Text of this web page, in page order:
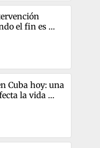
el fin es
Cuba hoy: una
la vida
salud mental